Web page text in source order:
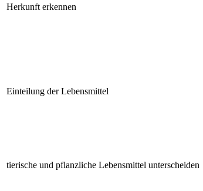
Herkunft erkennen
Einteilung der Lebensmittel
tierische und pflanzliche Lebensmittel unterscheiden